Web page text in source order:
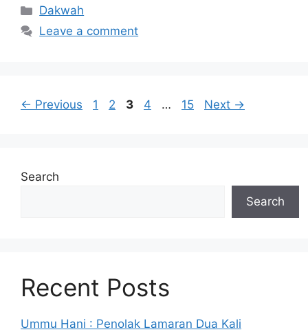
Categories
Dakwah
Leave a comment
← Previous Page
1 Page
2 Page
3 Page
4 … Page
15 Next →
Search
Search
Recent Posts
Ummu Hani : Penolak Lamaran Dua Kali